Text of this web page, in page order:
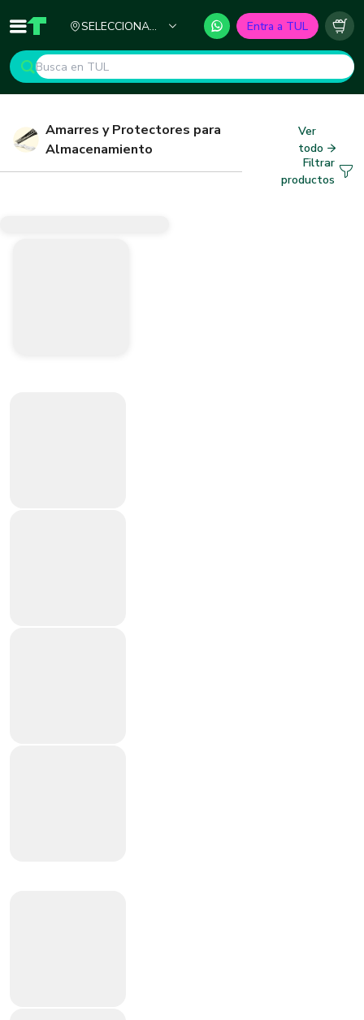
Inicio TUL - Tu Marketplace de Construcción
SELECCIONA
Entra a TUL
Amarres y Protectores para
Almacenamiento
Ver
todo
Filtrar
productos